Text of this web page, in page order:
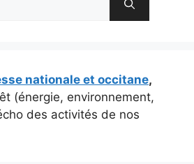
nationale et occitane,
(énergie, environnement,
des activités de nos